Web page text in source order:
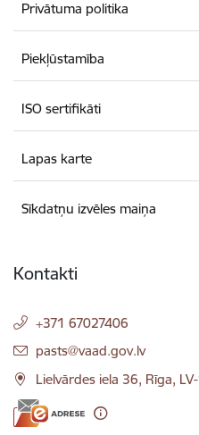
Privātuma politika
Piekļūstamība
ISO sertifikāti
Lapas karte
Sīkdatņu izvēles maiņa
Kontakti
+371 67027406
E-pasts:
pasts@vaad.gov.lv
Lielvārdes iela 36, Rīga,